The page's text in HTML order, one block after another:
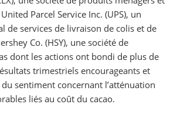
Parcel Service Inc. (UPS), un
de services de livraison de colis et de
Co. (HSY), une société de
dont les actions ont bondi de plus de
trimestriels encourageants et
sentiment concernant l’atténuation
liés au coût du cacao.